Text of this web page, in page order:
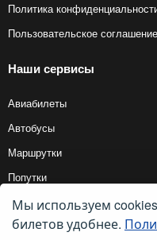
Политика
Пользовательское соглашение
Наши сервисы
Авиабилеты
Автобусы
Маршрутки
Попутки
© 2012 — 2026, Biletyplus, ООО
Мы используем
билетов удобнее.